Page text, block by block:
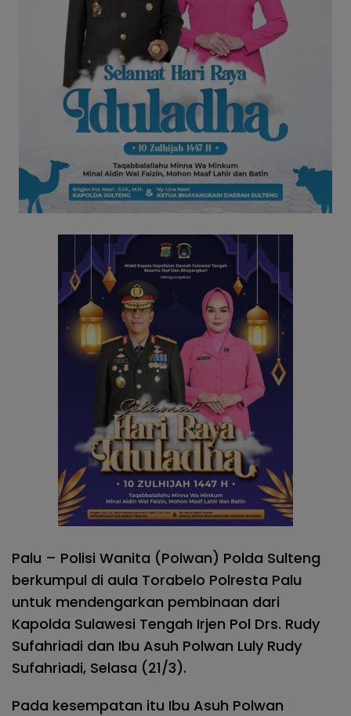
Palu – Polisi Wanita (Polwan) Polda Sulteng
berkumpul di aula Torabelo Polresta Palu
untuk mendengarkan pembinaan dari
Kapolda Sulawesi Tengah Irjen Pol Drs. Rudy
Sufahriadi dan Ibu Asuh Polwan Luly Rudy
Sufahriadi, Selasa (21/3).
Pada kesempatan itu Ibu Asuh Polwan